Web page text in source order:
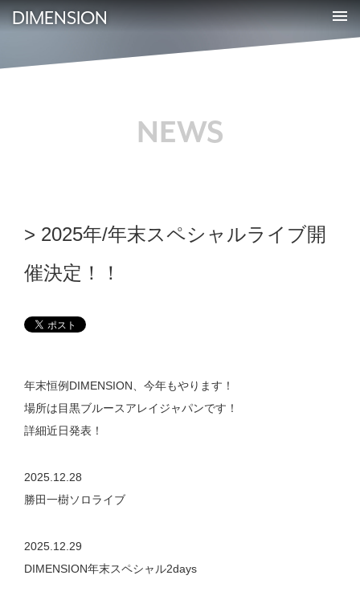
DIMENSION
NEWS
2025年/年末スペシャルライブ開
催決定！！
年末恒例DIMENSION、今年もやります！
場所は目黒ブルースアレイジャパンです！
詳細近日発表！
2025.12.28
勝田一樹ソロライブ
2025.12.29
DIMENSION年末スペシャル2days